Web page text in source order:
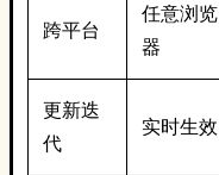
跨平台
任意浏览
器
更新迭
代
实时生效